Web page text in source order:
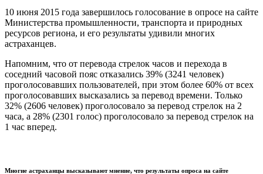
10 июня 2015 года завершилось голосование в опросе на сайте
Министерства промышленности, транспорта и природных
ресурсов региона, и его результаты удивили многих
астраханцев.
Напомним, что от перевода стрелок часов и перехода в
соседний часовой пояс отказались 39% (3241 человек)
проголосовавших пользователей, при этом более 60% от всех
проголосовавших высказались за перевод времени. Только
32% (2606 человек) проголосовало за перевод стрелок на 2
часа, а 28% (2301 голос) проголосовало за перевод стрелок на
1 час вперед.
Многие астраханцы высказывают мнение, что результаты опроса на сайте